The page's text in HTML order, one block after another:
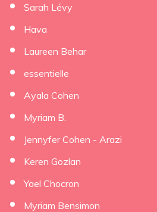
Sarah Lévy
Hava
Laureen Behar
essentielle
Ayala Cohen
Myriam B.
Jennyfer Cohen - Arazi
Keren Gozlan
Yael Chocron
Myriam Bensimon